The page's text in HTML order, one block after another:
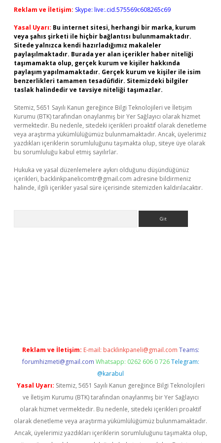
Reklam ve İletişim: Skype: live:.cid.575569c608265c69
Yasal Uyarı: Bu internet sitesi, herhangi bir marka, kurum
veya şahıs şirketi ile hiçbir bağlantısı bulunmamaktadır.
Sitede yalnızca kendi hazırladığımız makaleler
paylaşılmaktadır. Burada yer alan içerikler haber niteliği
taşımamakta olup, gerçek kurum ve kişiler hakkında
paylaşım yapılmamaktadır. Gerçek kurum ve kişiler ile isim
benzerlikleri tamamen tesadüfidir. Sitemizdeki bilgiler
taslak halindedir ve tavsiye niteliği taşımazlar.
Sitemiz, 5651 Sayılı Kanun gereğince Bilgi Teknolojileri ve İletişim
Kurumu (BTK) tarafından onaylanmış bir Yer Sağlayıcı olarak hizmet
vermektedir. Bu nedenle, sitedeki içerikleri proaktif olarak denetleme
veya araştırma yükümlülüğümüz bulunmamaktadır. Ancak, üyelerimiz
yazdıkları içeriklerin sorumluluğunu taşımakta olup, siteye üye olarak
bu sorumluluğu kabul etmiş sayılırlar.
Hukuka ve yasal düzenlemelere aykırı olduğunu düşündüğünüz
içerikleri, backlinkpanelicomtr@gmail.com adresine bildirmeniz
halinde, ilgili içerikler yasal süre içerisinde sitemizden kaldırılacaktır.
Reklam ve İletişim: E-mail: backlinkpaneli@gmail.com Teams:
forumhizmeti@gmail.com Whatsapp: 0262 606 0 726 Telegram:
@karabul
Yasal Uyarı: Sitemiz, 5651 Sayılı Kanun gereğince Bilgi Teknolojileri
ve İletişim Kurumu (BTK) tarafından onaylanmış bir Yer Sağlayıcı
olarak hizmet vermektedir. Bu nedenle, sitedeki içerikleri proaktif
olarak denetleme veya araştırma yükümlülüğümüz bulunmamaktadır.
Ancak, üyelerimiz yazdıkları içeriklerin sorumluluğunu taşımakta olup,